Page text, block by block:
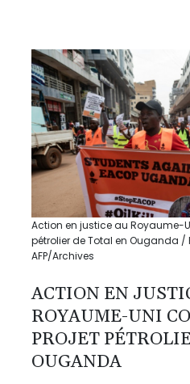
Action en justice au Royaume-
pétrolier de Total en Ouganda /
AFP/Archives
ACTION EN
ROYAUME-UNI
PROJET
OUGANDA